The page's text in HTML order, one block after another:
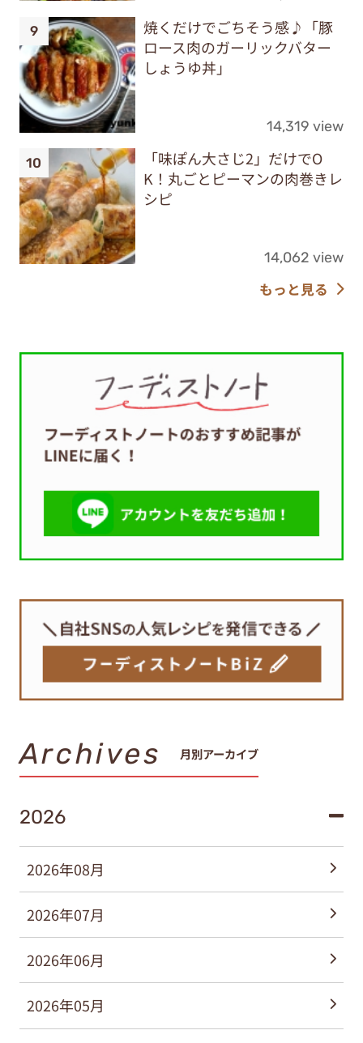
焼くだけでごちそう感♪「豚
ロース肉のガーリックバター
しょうゆ丼」
14,319 view
「味ぽん大さじ2」だけでO
K！丸ごとピーマンの肉巻きレ
シピ
14,062 view
もっと見る
Archives 月別アーカイブ
2026
2026年08月
2026年07月
2026年06月
2026年05月